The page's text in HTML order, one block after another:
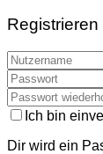
Registrieren
Ich bin
Dir wird ein